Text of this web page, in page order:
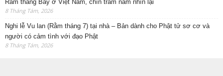
Rằm tháng Bảy ở Việt Nam, chín trăm năm nhìn lại
8 Tháng Tám, 2026
Nghi lễ Vu lan (Rằm tháng 7) tại nhà – Bản dành cho Phật tử sơ cơ và
người có cảm tình với đạo Phật
8 Tháng Tám, 2026